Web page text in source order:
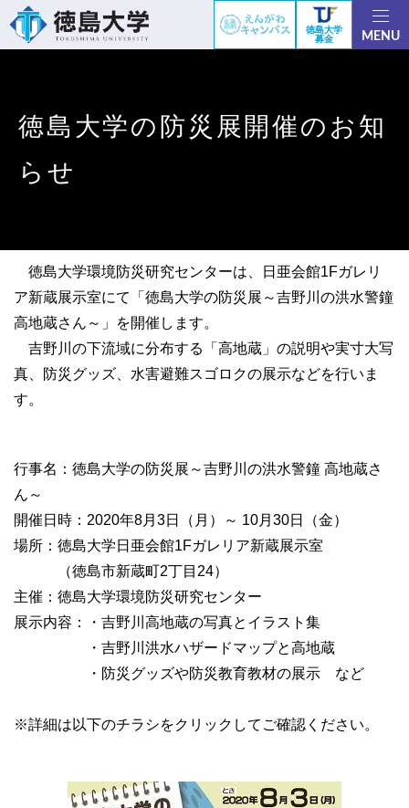
徳島大学
募金
MENU
徳島大学の防災展開催のお知
らせ
徳島大学環境防災研究センターは、日亜会館1Fガレリ
ア新蔵展示室にて「徳島大学の防災展～吉野川の洪水警鐘
高地蔵さん～」を開催します。
吉野川の下流域に分布する「高地蔵」の説明や実寸大写
真、防災グッズ、水害避難スゴロクの展示などを行いま
す。
行事名：徳島大学の防災展～吉野川の洪水警鐘 高地蔵さ
ん～
開催日時：2020年8月3日（月）～ 10月30日（金）
場所：徳島大学日亜会館1Fガレリア新蔵展示室
（徳島市新蔵町2丁目24）
主催：徳島大学環境防災研究センター
展示内容：・吉野川高地蔵の写真とイラスト集
・吉野川洪水ハザードマップと高地蔵
・防災グッズや防災教育教材の展示 など
※詳細は以下のチラシをクリックしてご確認ください。